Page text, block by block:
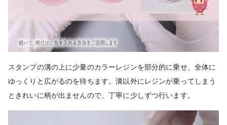
スタンプの溝の上に少量のカラーレジンを部分的に乗せ、全体に
ゆっくりと広がるのを待ちます。溝以外にレジンが乗ってしまう
ときれいに柄が出ませんので、丁寧に少しずつ行います。